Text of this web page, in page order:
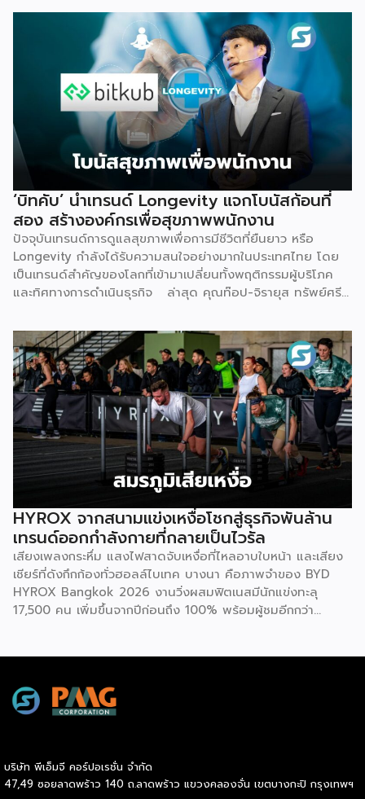
ธุรกิจใหม่ พร้อมทีมช่างที่คอยดูแลตรวจเช็กเครื่องมืออย่าง
สม่ำเสมอ ให้มั่นใจได้ว่าอุปกรณ์ทำงานอย่างมีประสิทธิภาพตลอด
อายุการใช้งาน เหมาะสำหรับคลินิกที่ต้องการสร้างรายได้เพิ่ม โดย
ไม่ต้องใช้เงินก้อนใหญ่ตั้งแต่วันแรก จุดเริ่มต้น มองเห็นกับดักที่
ทำให้อุตสาหกรรมสุขภาพ-ความงามไปไม่ถึงเป้าหมาย Givora
ไม่ได้เริ่มต้นจากการขายเครื่องมือเพียงอย่างเดียว แต่เกิดจากการ
มองเห็นว่าผู้ประกอบการจำนวนมากที่ตั้งใจอยากขยายธุรกิจสู่
Wellness กลับติดกับดักซ้ำ ๆ 3 เรื่องหลัก จนไปไม่ถึงเป้าหมาย
ที่วางไว้ ได้แก่ การไม่มีความรู้และขาดความเชี่ยวชาญเฉพาะด้าน
การไม่มีฐานลูกค้าเพราะการตลาดไม่ตรงกลุ่ม และการเริ่มต้นผิด
จุดทั้งเรื่องเครื่องมือ ระบบ และราคา Givora จึงออกแบบ
โซลูชันให้ครอบคลุมทั้งสามปัญหานี้ในคราวเดียวกัน แทนที่จะให้
คลินิกต้องแก้ปัญหาทีละเรื่องด้วยตัวเอง ด้านความรู้และความ
เชี่ยวชาญ — Givora มีทีมฝึกอบรมบุคลากรให้ได้มาตรฐาน
เดียวกัน พร้อมควบคุมคุณภาพและมาตรฐานการบริการตลอด
กระบวนการ เพื่อให้คลินิกพันธมิตรมั่นใจได้ว่าบุคลากรพร้อมให้
บริการอย่างถูกต้องตั้งแต่วันแรก ด้านฐานลูกค้าและการตลาด
ตลาดให้คลินิก แทนที่จะปล่อยให้แต่ละแห่งลองผิดลองถูกด้วยงบ
ประมาณตัวเอง […]
‘บิทคับ’ นำเทรนด์ Longevity แจกโบนัสก้อนที่
สอง สร้างองค์กรเพื่อสุขภาพพนักงาน
ปัจจุบันเทรนด์การดูแลสุขภาพเพื่อการมีชีวิตที่ยืนยาว หรือ
Longevity กำลังได้รับความสนใจอย่างมากในประเทศไทย โดย
เป็นเทรนด์สำคัญของโลกที่เข้ามาเปลี่ยนทั้งพฤติกรรมผู้บริโภค
และทิศทางการดำเนินธุรกิจ ล่าสุด คุณท๊อป-จิรายุส ทรัพย์ศรี
แคปปิตอล กรุ๊ป โฮลดิ้งส์ จำกัด หนึ่งในผู้บุกเบิกวงการนี้และผู้
ขยายธุรกิจสู่คอมมูนิตี้สุขภาพ “StayGold” ได้ประกาศนโยบาย
ใหม่ แจกโบนัสสุขภาพเป็นโบนัสก้อนที่สองเพิ่มเติมจากโบนัสปกติ
เพื่อสร้างแรงจูงใจให้พนักงานหันมาใส่ใจสุขภาพอย่างจริงจัง และ
ผลักดันบิทคับให้เป็นองค์กรยุคใหม่ที่ขับเคลื่อนด้วยคุณภาพควบคู่
ไปกับสุขภาวะที่ดี นโยบายดังกล่าวขับเคลื่อนผ่านโครงการ
“Bitkuber Longevity Journey Program” ซึ่งเปิดให้พนักงาน
เข้าร่วมตามความสมัครใจ โดยจะวัดผลจากการเปลี่ยนแปลง
สุขภาพเป็นรายบุคคลเปรียบเทียบช่วงต้นปีและปลายปี เปิดโอกาส
ให้ทุกคนมีสิทธิ์ได้รับโบนัสเท่าเทียมกัน ไม่ว่าจะเป็นกลุ่มผู้เริ่มต้นที่
พัฒนาสุขภาพให้ดีขึ้น หรือกลุ่มคนรักสุขภาพที่สามารถรักษา
มาตรฐานที่ดีไว้ได้ โดยเกณฑ์การประเมินจะมุ่งเน้นไปที่การป้องกัน
โรคในกลุ่มคนทำงานออฟฟิศ ครอบคลุม 3 ด้าน 6 ตัวชี้วัด ได้แก่
1.ด้านระบบเผาผลาญ ประเมินค่าสมดุลระหว่างไขมันสะสมกับไข
มันที่ช่วยทำความสะอาดหลอดเลือด (Triglyceride-to-HDL
ratio) ระดับไขมันที่เกาะตามอวัยวะภายในช่องท้อง (Visceral Fat
Rating) และวัดค่าคอเลสเตอรอลชนิดไขมันไม่ดี (LDL) 2.ด้าน
HYROX จากสนามแข่งเหงื่อโชกสู่ธุรกิจพันล้าน
เทรนด์ออกกำลังกายที่กลายเป็นไวรัล
เสียงเพลงกระหึ่ม แสงไฟสาดจับเหงื่อที่ไหลอาบใบหน้า และเสียง
เชียร์ที่ดังกึกก้องทั่วฮอลล์ไบเทค บางนา คือภาพจำของ BYD
HYROX Bangkok 2026 งานวิ่งผสมฟิตเนสมีนักแข่งทะลุ
17,500 คน เพิ่มขึ้นจากปีก่อนถึง 100% พร้อมผู้ชมอีกกว่า
แต่คือปรากฏการณ์ที่กำลังเปลี่ยนภูมิทัศน์ของอุตสาหกรรม
Wellness ทั่วโลก และกำลังสร้างโอกาสทางธุรกิจมหาศาลให้กับผู้
โอลิมปิก ซึ่งรูปแบบการแข่งขันจะเป็นมาตรฐานเดียวกันทั่วโลก
คือวิ่งสลับกับสถานีออกกำลังกาย 8 จุด ระยะทางรวม 8
บริษัท พีเอ็มจี คอร์ปอเรชั่น จำกัด
47,49 ซอยลาดพร้าว 140 ถ.ลาดพร้าว แขวงคลองจั่น เขตบางกะปิ กรุงเทพฯ